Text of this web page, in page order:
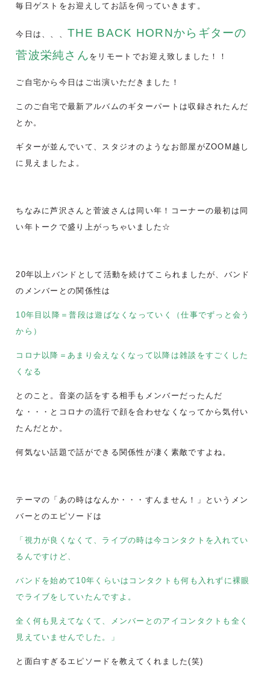
毎日ゲストをお迎えしてお話を伺っていきます。
今日は、、、 THE BACK HORNからギターの
菅波栄純さん をリモートでお迎え致しました！！
ご自宅から今日はご出演いただきました！
このご自宅で最新アルバムのギターパートは収録されたんだ
とか。
ギターが並んでいて、スタジオのようなお部屋がZOOM越し
に見えましたよ。
ちなみに芦沢さんと菅波さんは同い年！コーナーの最初は同
い年トークで盛り上がっちゃいました☆
20年以上バンドとして活動を続けてこられましたが、バンド
のメンバーとの関係性は
10年目以降＝普段は遊ばなくなっていく（仕事でずっと会う
から）
コロナ以降＝あまり会えなくなって以降は雑談をすごくした
くなる
とのこと。音楽の話をする相手もメンバーだったんだ
な・・・とコロナの流行で顔を合わせなくなってから気付い
たんだとか。
何気ない話題で話ができる関係性が凄く素敵ですよね。
テーマの「あの時はなんか・・・すんません！」というメン
バーとのエピソードは
「視力が良くなくて、ライブの時は今コンタクトを入れてい
るんですけど、
バンドを始めて10年くらいはコンタクトも何も入れずに裸眼
でライブをしていたんですよ。
全く何も見えてなくて、メンバーとのアイコンタクトも全く
見えていませんでした。」
と面白すぎるエピソードを教えてくれました(笑)